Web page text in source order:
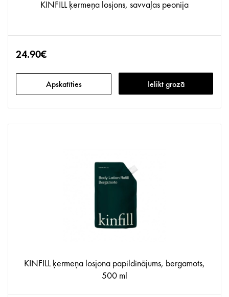
KINFILL ķermeņa losjons, savvaļas peonija
24.90€
Apskatīties Ielikt grozā
KINFILL ķermeņa losjona papildinājums, bergamots,
500 ml